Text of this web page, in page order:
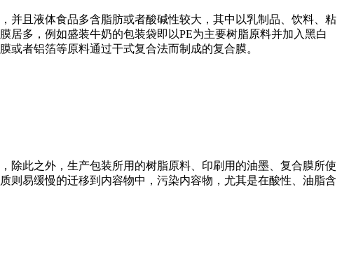
并且液体食品多含脂肪或者酸碱性较大，其中以乳制品、饮料、粘
多，例如盛装牛奶的包装袋即以PE为主要树脂原料并加入黑白
或者铝箔等原料通过干式复合法而制成的复合膜。
除此之外，生产包装所用的树脂原料、印刷用的油墨、复合膜所使
则易缓慢的迁移到内容物中，污染内容物，尤其是在酸性、油脂含